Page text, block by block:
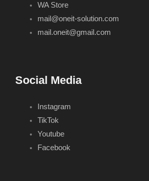
WA Store
mail@oneit-solution.com
mail.oneit@gmail.com
Social Media
Instagram
TikTok
Youtube
Facebook